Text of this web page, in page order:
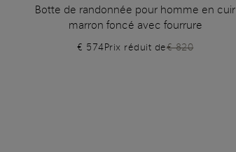
Botte de randonnée pour homme en cuir
marron foncé avec fourrure
€ 574Prix réduit de€ 820